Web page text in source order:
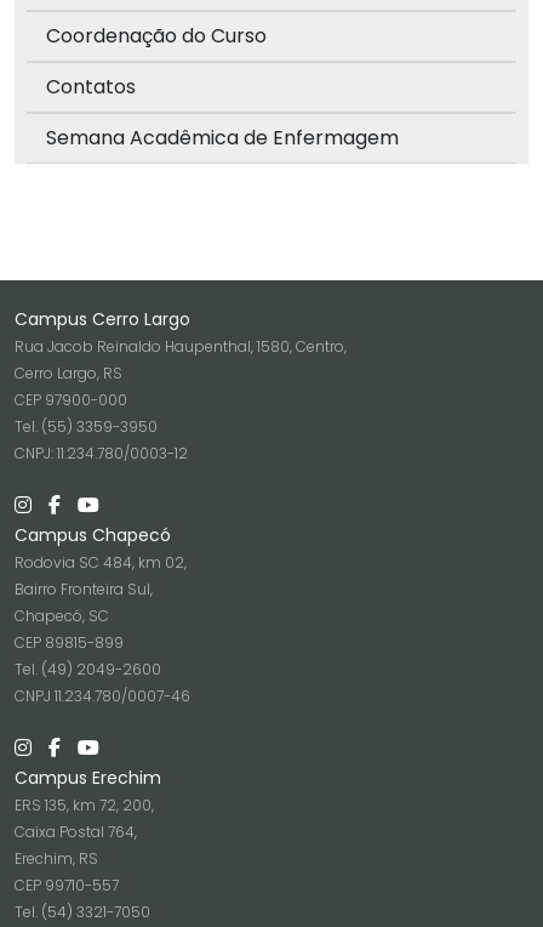
Coordenação do Curso
Contatos
Semana Acadêmica de Enfermagem
Campus Cerro Largo
Rua Jacob Reinaldo Haupenthal, 1580, Centro,
Cerro Largo, RS
CEP 97900-000
Tel. (55) 3359-3950
CNPJ: 11.234.780/0003-12
Campus Chapecó
Rodovia SC 484, km 02,
Bairro Fronteira Sul,
Chapecó, SC
CEP 89815-899
Tel. (49) 2049-2600
CNPJ 11.234.780/0007-46
Campus Erechim
ERS 135, km 72, 200,
Caixa Postal 764,
Erechim, RS
CEP 99710-557
Tel. (54) 3321-7050